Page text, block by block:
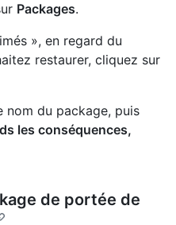
Packages.
», en regard du
restaurer, cliquez sur
nom du package, puis
les conséquences,
de portée de